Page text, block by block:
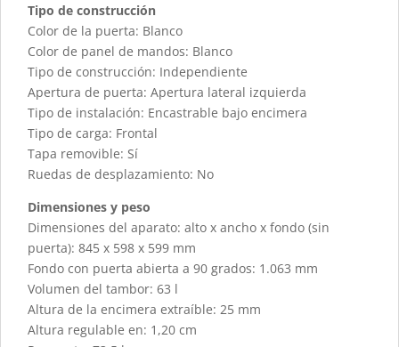
Tipo de construcción
Color de la puerta: Blanco
Color de panel de mandos: Blanco
Tipo de construcción: Independiente
Apertura de puerta: Apertura lateral izquierda
Tipo de instalación: Encastrable bajo encimera
Tipo de carga: Frontal
Tapa removible: Sí
Ruedas de desplazamiento: No
Dimensiones y peso
Dimensiones del aparato: alto x ancho x fondo (sin
puerta): 845 x 598 x 599 mm
Fondo con puerta abierta a 90 grados: 1.063 mm
Volumen del tambor: 63 l
Altura de la encimera extraíble: 25 mm
Altura regulable en: 1,20 cm